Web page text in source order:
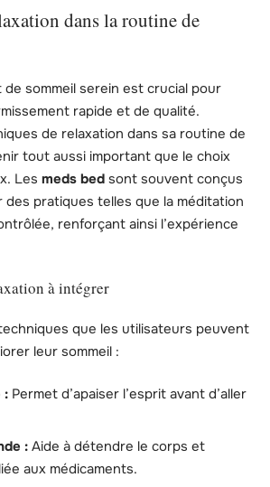
dans la routine de
sommeil serein est crucial pour
rapide et de qualité.
de relaxation dans sa routine de
tout aussi important que le choix
Les meds bed sont souvent conçus
des pratiques telles que la méditation
renforçant ainsi l’expérience
à intégrer
que les utilisateurs peuvent
leur sommeil :
: Permet d’apaiser l’esprit avant d’aller
: Aide à détendre le corps et
aux médicaments.